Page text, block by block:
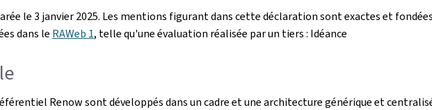
le3 janvier 2025. Les mentions figurant dans cette déclaration sont exactes et
dans le RAWeb 1, telle qu'une évaluation réalisée par un tiers : Idéance
Renow sont développés dans un cadre et une architecture générique et